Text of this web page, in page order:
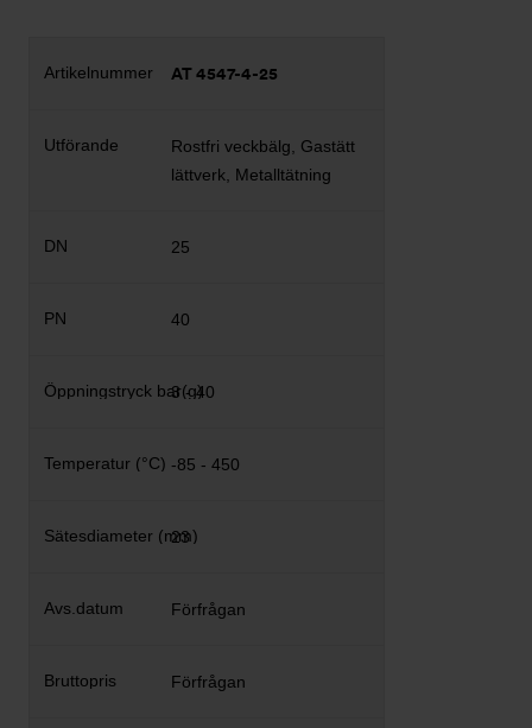
AT 4547-4-25
Rostfri veckbälg, Gastätt
lättverk, Metalltätning
25
40
3 - 40
-85 - 450
23
Förfrågan
Förfrågan